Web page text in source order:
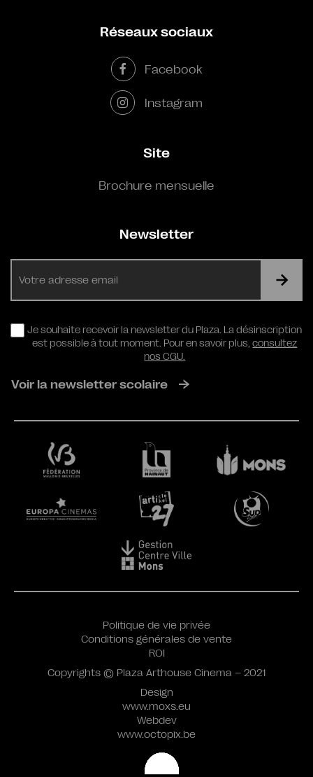
Réseaux sociaux
Facebook
Instagram
Site
Brochure mensuelle
Newsletter
RGPD
Je souhaite recevoir la newsletter du Plaza. La désinscription
est possible à tout moment. Pour en savoir plus,consultez
nos CGU.
Voir la newsletter scolaire
Design
www.moxs.eu
Webdev
www.octopix.be
Politique de vie privée
Conditions générales de vente
ROI
Copyrights © Plaza Arthouse Cinema – 2021